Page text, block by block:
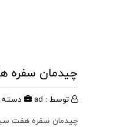
چیدمان سفره
توسط : ad دسته
چیدمان سفره هفت سین